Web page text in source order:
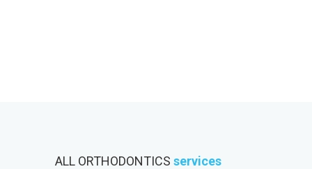
ALL ORTHODONTICS services